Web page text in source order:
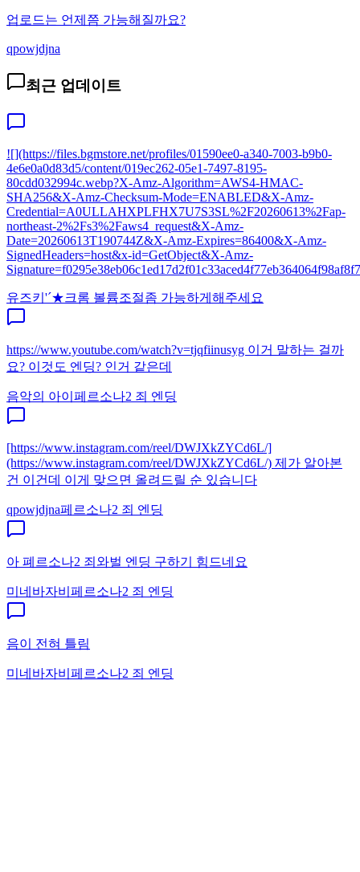
업로드는 언제쯤 가능해질까요?
qpowjdjna
최근 업데이트
![](https://files.bgmstore.net/profiles/01590ee0-a340-7003-b9b0-
4e6e0a0d83d5/content/019ec262-05e1-7497-8195-
80cdd032994c.webp?X-Amz-Algorithm=AWS4-HMAC-
SHA256&X-Amz-Checksum-Mode=ENABLED&X-Amz-
Credential=A0ULLAHXPLFHX7U7S3SL%2F20260613%2Fap-
northeast-2%2Fs3%2Faws4_request&X-Amz-
Date=20260613T190744Z&X-Amz-Expires=86400&X-Amz-
SignedHeaders=host&x-id=GetObject&X-Amz-
유즈키'´★크롬 볼륨조절좀 가능하게해주세요
https://www.youtube.com/watch?v=tjqfiinusyg 이거 말하는 걸까
요? 이것도 엔딩? 인거 같은데
음악의 아이 페르소나2 죄 엔딩
[https://www.instagram.com/reel/DWJXkZYCd6L/]
(https://www.instagram.com/reel/DWJXkZYCd6L/) 제가 알아본
건 이건데 이게 맞으면 올려드릴 순 있습니다
qpowjdjna페르소나2 죄 엔딩
아 폐르소나2 죄와벌 엔딩 구하기 힘드네요
미네바자비 페르소나2 죄 엔딩
음이 전혀 틀림
미네바자비 페르소나2 죄 엔딩